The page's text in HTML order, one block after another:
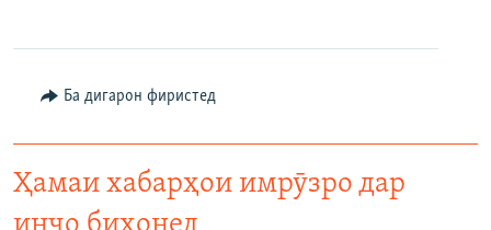
Ба дигарон фиристед
Ҳамаи хабарҳои имрӯзро дар